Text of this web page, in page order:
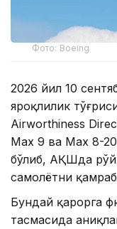
Фото: Boeing
2026 йил 10
яроқлилик
Airworthiness
Max 9 ва Max 8-
бўлиб, АҚШда
самолётни
Бундай қарорга
тасмасида